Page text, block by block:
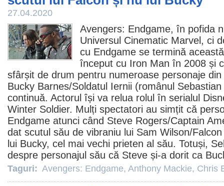
27.04.2020
Avengers: Endgame, în pofida
Universul Cinematic Marvel, ci
cu Endgame se termină
început cu Iron Man în 2008 și
sfârșit de drum pentru numeroase personaje
Bucky Barnes/Soldatul Iernii (românul
continuă. Actorul își va relua rolul în serialul
Winter Soldier. Mulți spectatori au simțit că
Endgame atunci când Steve Rogers/Captain
dat scutul său de vibraniu lui Sam Wilson/
lui Bucky, cel mai vechi prieten al său. Totuși,
despre personajul său că Steve și-a dorit ca
Taguri: Avengers: Endgame, Anthony Mackie, Chris